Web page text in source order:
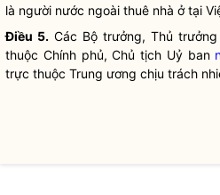
là người nước ngoài thuê nhà ở tại
Điều 5. Các Bộ trưởng, Thủ
thuộc Chính phủ, Chủ tịch Uỷ ban
trực thuộc Trung ương chịu trách